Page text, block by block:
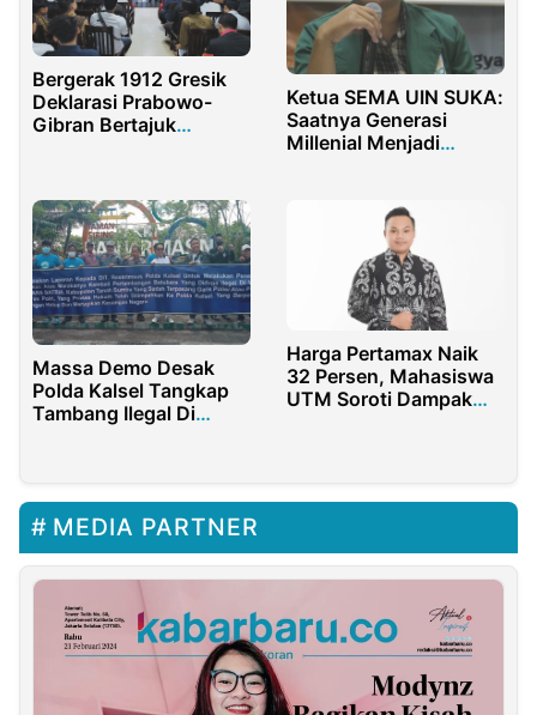
Bergerak 1912 Gresik
Deklarasi Prabowo-
Gibran Bertajuk
Ketua SEMA UIN SUKA:
Saatnya Generasi
Millenial Menjadi
Massa Demo Desak
Polda Kalsel Tangkap
Tambang Ilegal Di
Harga Pertamax Naik
32 Persen, Mahasiswa
UTM Soroti Dampak
MEDIA PARTNER